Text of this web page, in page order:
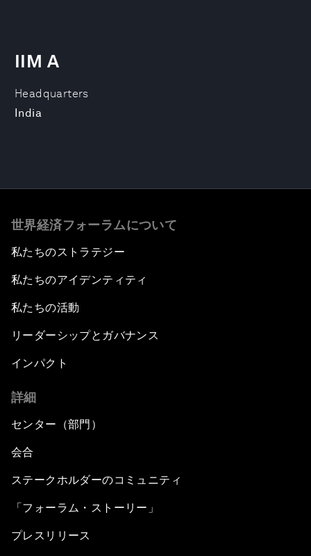
Headquarters
India
IIM A
世界経済フォーラムについて
私たちのストラテジー
私たちのアイデンティティ
私たちの活動
リーダーシップとガバナンス
インパクト
詳細
センター（部門）
会合
ステークホルダーのコミュニティ
「フォーラム・ストーリー」
プレスリリース